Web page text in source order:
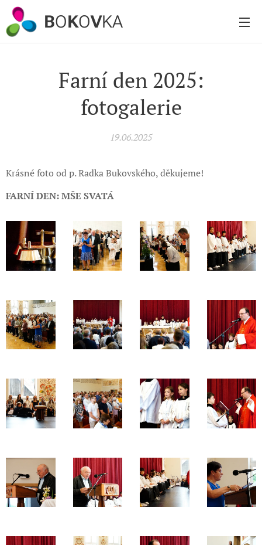
BOKOVKA
Farní den 2025:
fotogalerie
19.06.2025
Krásné foto od p. Radka Bukovského, děkujeme!
FARNÍ DEN: MŠE SVATÁ